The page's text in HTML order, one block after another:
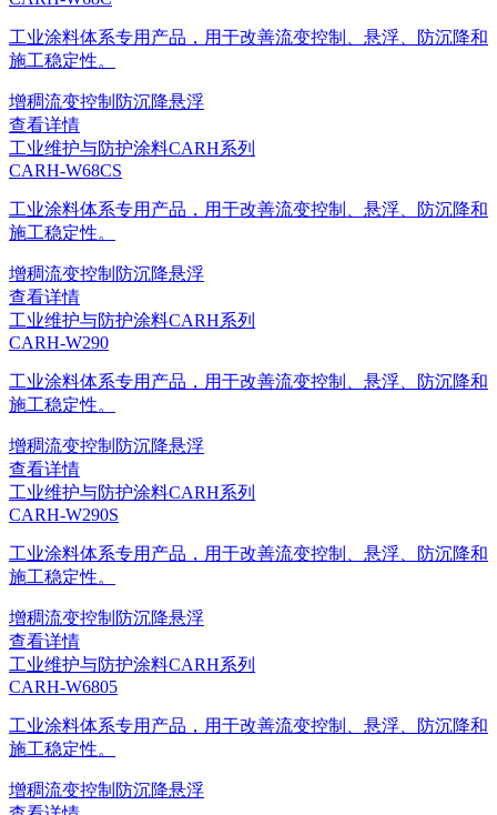
工业涂料体系专用产品，用于改善流变控制、悬浮、防沉降和
施工稳定性。
增稠流变控制 防沉降悬浮
查看详情
工业维护与防护涂料CARH系列
CARH-W68CS
工业涂料体系专用产品，用于改善流变控制、悬浮、防沉降和
施工稳定性。
增稠流变控制 防沉降悬浮
查看详情
工业维护与防护涂料CARH系列
CARH-W290
工业涂料体系专用产品，用于改善流变控制、悬浮、防沉降和
施工稳定性。
增稠流变控制 防沉降悬浮
查看详情
工业维护与防护涂料CARH系列
CARH-W290S
工业涂料体系专用产品，用于改善流变控制、悬浮、防沉降和
施工稳定性。
增稠流变控制 防沉降悬浮
查看详情
工业维护与防护涂料CARH系列
CARH-W6805
工业涂料体系专用产品，用于改善流变控制、悬浮、防沉降和
施工稳定性。
增稠流变控制 防沉降悬浮